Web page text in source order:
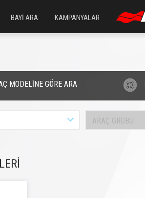
BAYİ ARA KAMPANYALAR
MODELİNE GÖRE ARA
ARAÇ GRUBU